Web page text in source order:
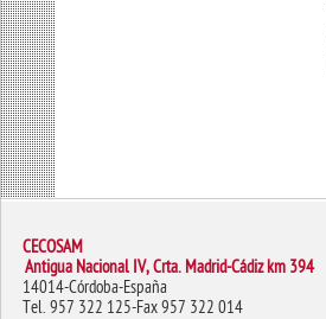
CECOSAM
Antigua Nacional IV, Crta. Madrid-Cádiz km 394
14014-Córdoba-España
Tel. 957 322 125-Fax 957 322 014